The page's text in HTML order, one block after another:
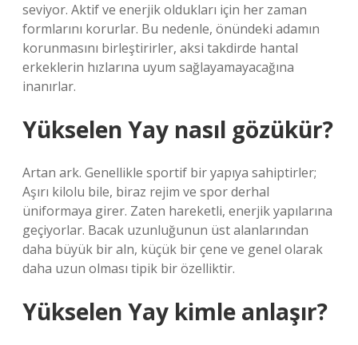
seviyor. Aktif ve enerjik oldukları için her zaman
formlarını korurlar. Bu nedenle, önündeki adamın
korunmasını birleştirirler, aksi takdirde hantal
erkeklerin hızlarına uyum sağlayamayacağına
inanırlar.
Yükselen Yay nasıl gözükür?
Artan ark. Genellikle sportif bir yapıya sahiptirler;
Aşırı kilolu bile, biraz rejim ve spor derhal
üniformaya girer. Zaten hareketli, enerjik yapılarına
geçiyorlar. Bacak uzunluğunun üst alanlarından
daha büyük bir aln, küçük bir çene ve genel olarak
daha uzun olması tipik bir özelliktir.
Yükselen Yay kimle anlaşır?